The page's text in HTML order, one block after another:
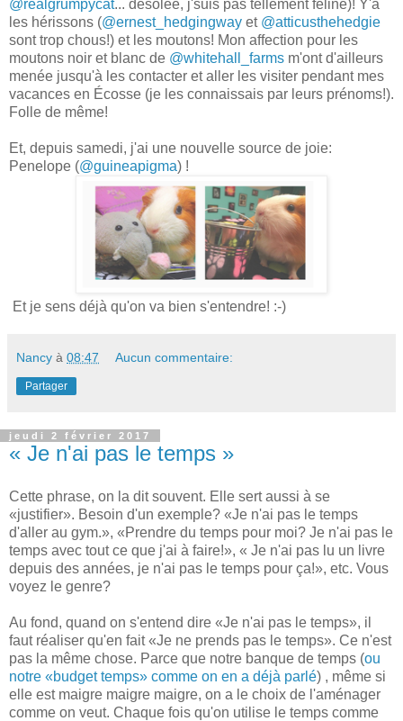
@realgrumpycat... désolée, j'suis pas tellement féline)! Y'a
les hérissons (@ernest_hedgingway et @atticusthehedgie
sont trop chous!) et les moutons! Mon affection pour les
moutons noir et blanc de @whitehall_farms m'ont d'ailleurs
menée jusqu'à les contacter et aller les visiter pendant mes
vacances en Écosse (je les connaissais par leurs prénoms!).
Folle de même!
Et, depuis samedi, j'ai une nouvelle source de joie:
Penelope (@guineapigma) !
Et je sens déjà qu'on va bien s'entendre! :-)
Nancy à 08:47 Aucun commentaire:
Partager
jeudi 2 février 2017
« Je n'ai pas le temps »
Cette phrase, on la dit souvent. Elle sert aussi à se
«justifier». Besoin d'un exemple? «Je n'ai pas le temps
d'aller au gym.», «Prendre du temps pour moi? Je n'ai pas le
temps avec tout ce que j'ai à faire!», « Je n'ai pas lu un livre
depuis des années, je n'ai pas le temps pour ça!», etc. Vous
voyez le genre?
Au fond, quand on s'entend dire «Je n'ai pas le temps», il
faut réaliser qu'en fait «Je ne prends pas le temps». Ce n'est
pas la même chose. Parce que notre banque de temps (ou
notre «budget temps» comme on en a déjà parlé) , même si
elle est maigre maigre maigre, on a le choix de l'aménager
comme on veut. Chaque fois qu'on utilise le temps comme